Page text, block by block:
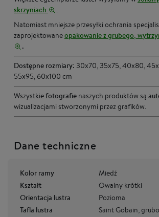
skrzyniach
.
Natomiast mniejsze przesyłki ochrania
zaprojektowaneopakowanie z grubego,
.
Dostępne rozmiary: 30x70, 35x75, 40x80,
55x95, 60x100 cm
Wszystkiefotografie naszych produktów są
wizualizacjami stworzonymi przez grafików.
Dane techniczne
Kolor ramy
Miedź
Kształt
Owalny krótki
Orientacja lustra
Pozioma
Tafla lustra
Saint Gobain,